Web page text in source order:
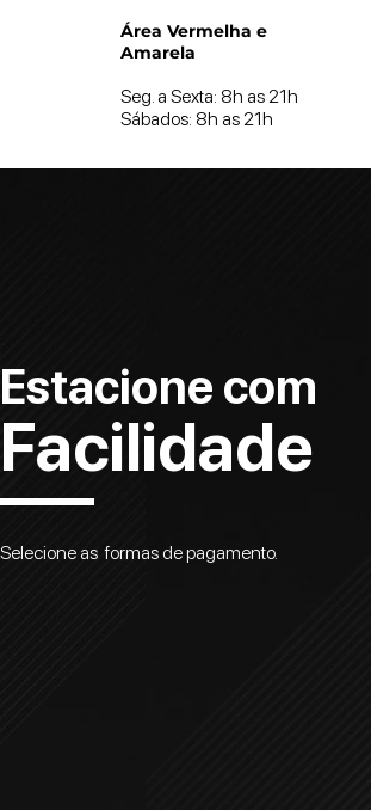
Área Vermelha e
Amarela
Seg. a Sexta: 8h as 21h
Sábados: 8h as 21h
Estacione com
Facilidade
Selecione as formas de pagamento.